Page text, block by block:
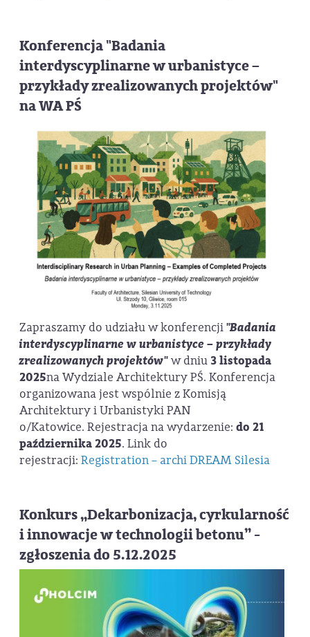
Konferencja "Badania
interdyscyplinarne w urbanistyce –
przykłady zrealizowanych projektów"
na WA PŚ
Zapraszamy do udziału w konferencji"Badania
interdyscyplinarne w urbanistyce – przykłady
zrealizowanych projektów"w dniu 3 listopada
2025na Wydziale Architektury PŚ. Konferencja
organizowana jest wspólnie z Komisją
Architektury i Urbanistyki PAN
o/Katowice. Rejestracja na wydarzenie: do 21
października 2025. Link do
rejestracji: Registration – archi DREAM Silesia
Konkurs „Dekarbonizacja, cyrkularność
i innowacje w technologii betonu” -
zgłoszenia do 5.12.2025